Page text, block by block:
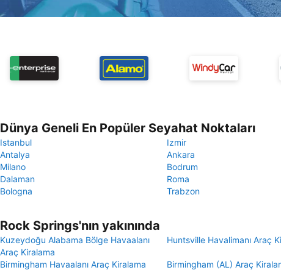
Dünya Geneli En Popüler Seyahat Noktaları
Istanbul
Izmir
Antalya
Ankara
Milano
Bodrum
Dalaman
Roma
Bologna
Trabzon
Rock Springs'nın yakınında
Kuzeydoğu Alabama Bölge Havaalanı
Araç Kiralama
Huntsville Havalimanı Araç
Birmingham Havaalanı Araç Kiralama Birmingham (AL) Araç